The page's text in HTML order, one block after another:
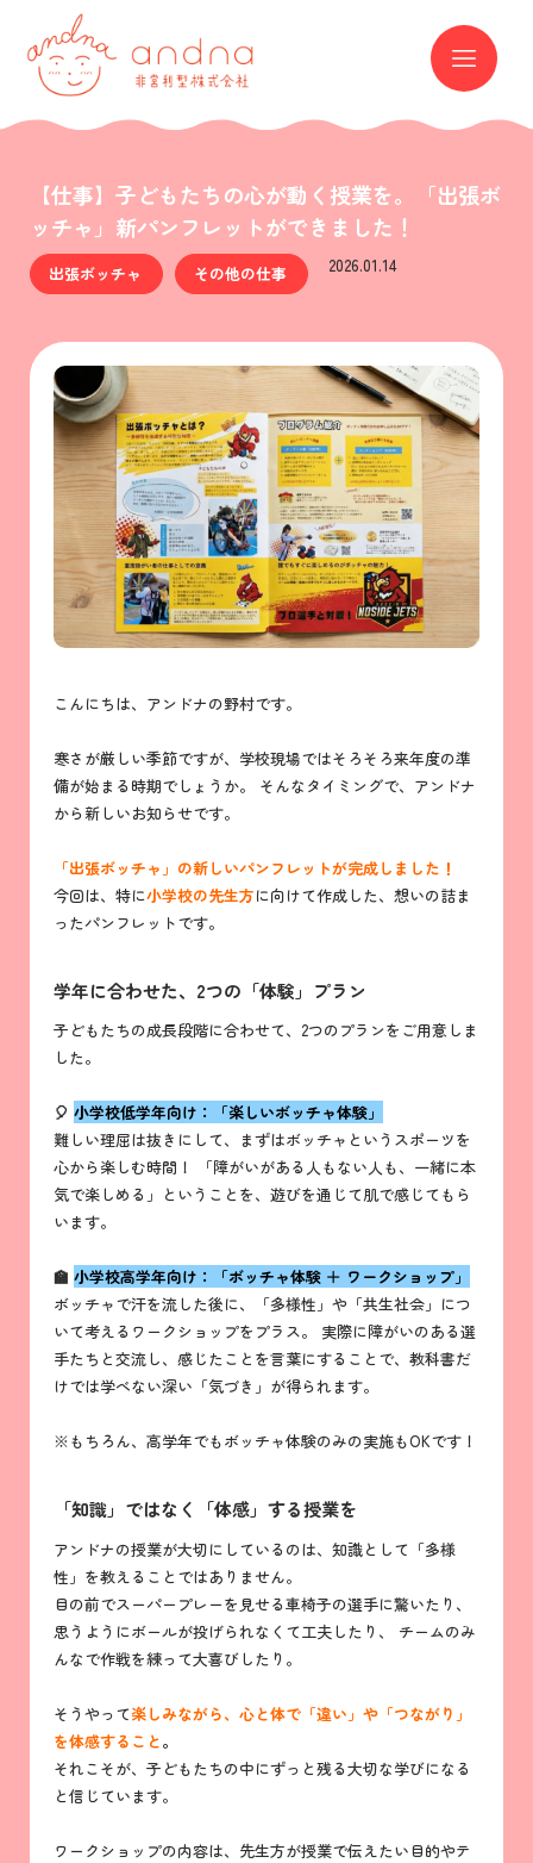
【仕事】子どもたちの心が動く授業を。「出張ボ
ッチャ」新パンフレットができました！
出張ボッチャ その他の仕事 2026.01.14
こんにちは、アンドナの野村です。
寒さが厳しい季節ですが、学校現場ではそろそろ来年度の準
備が始まる時期でしょうか。 そんなタイミングで、アンドナ
から新しいお知らせです。
「出張ボッチャ」の新しいパンフレットが完成しました！
今回は、特に小学校の先生方に向けて作成した、想いの詰ま
ったパンフレットです。
学年に合わせた、2つの「体験」プラン
子どもたちの成長段階に合わせて、2つのプランをご用意しま
した。
🎈 小学校低学年向け：「楽しいボッチャ体験」
難しい理屈は抜きにして、まずはボッチャというスポーツを
心から楽しむ時間！ 「障がいがある人もない人も、一緒に本
気で楽しめる」ということを、遊びを通じて肌で感じてもら
います。
🏫 小学校高学年向け：「ボッチャ体験 ＋ ワークショップ」
ボッチャで汗を流した後に、「多様性」や「共生社会」につ
いて考えるワークショップをプラス。 実際に障がいのある選
手たちと交流し、感じたことを言葉にすることで、教科書だ
けでは学べない深い「気づき」が得られます。
※もちろん、高学年でもボッチャ体験のみの実施もOKです！
「知識」ではなく「体感」する授業を
アンドナの授業が大切にしているのは、知識として「多様
性」を教えることではありません。
目の前でスーパープレーを見せる車椅子の選手に驚いたり、
思うようにボールが投げられなくて工夫したり、 チームのみ
んなで作戦を練って大喜びしたり。
そうやって楽しみながら、心と体で「違い」や「つながり」
を体感すること。
それこそが、子どもたちの中にずっと残る大切な学びになる
と信じています。
ワークショップの内容は、先生方が授業で伝えたい目的やテ